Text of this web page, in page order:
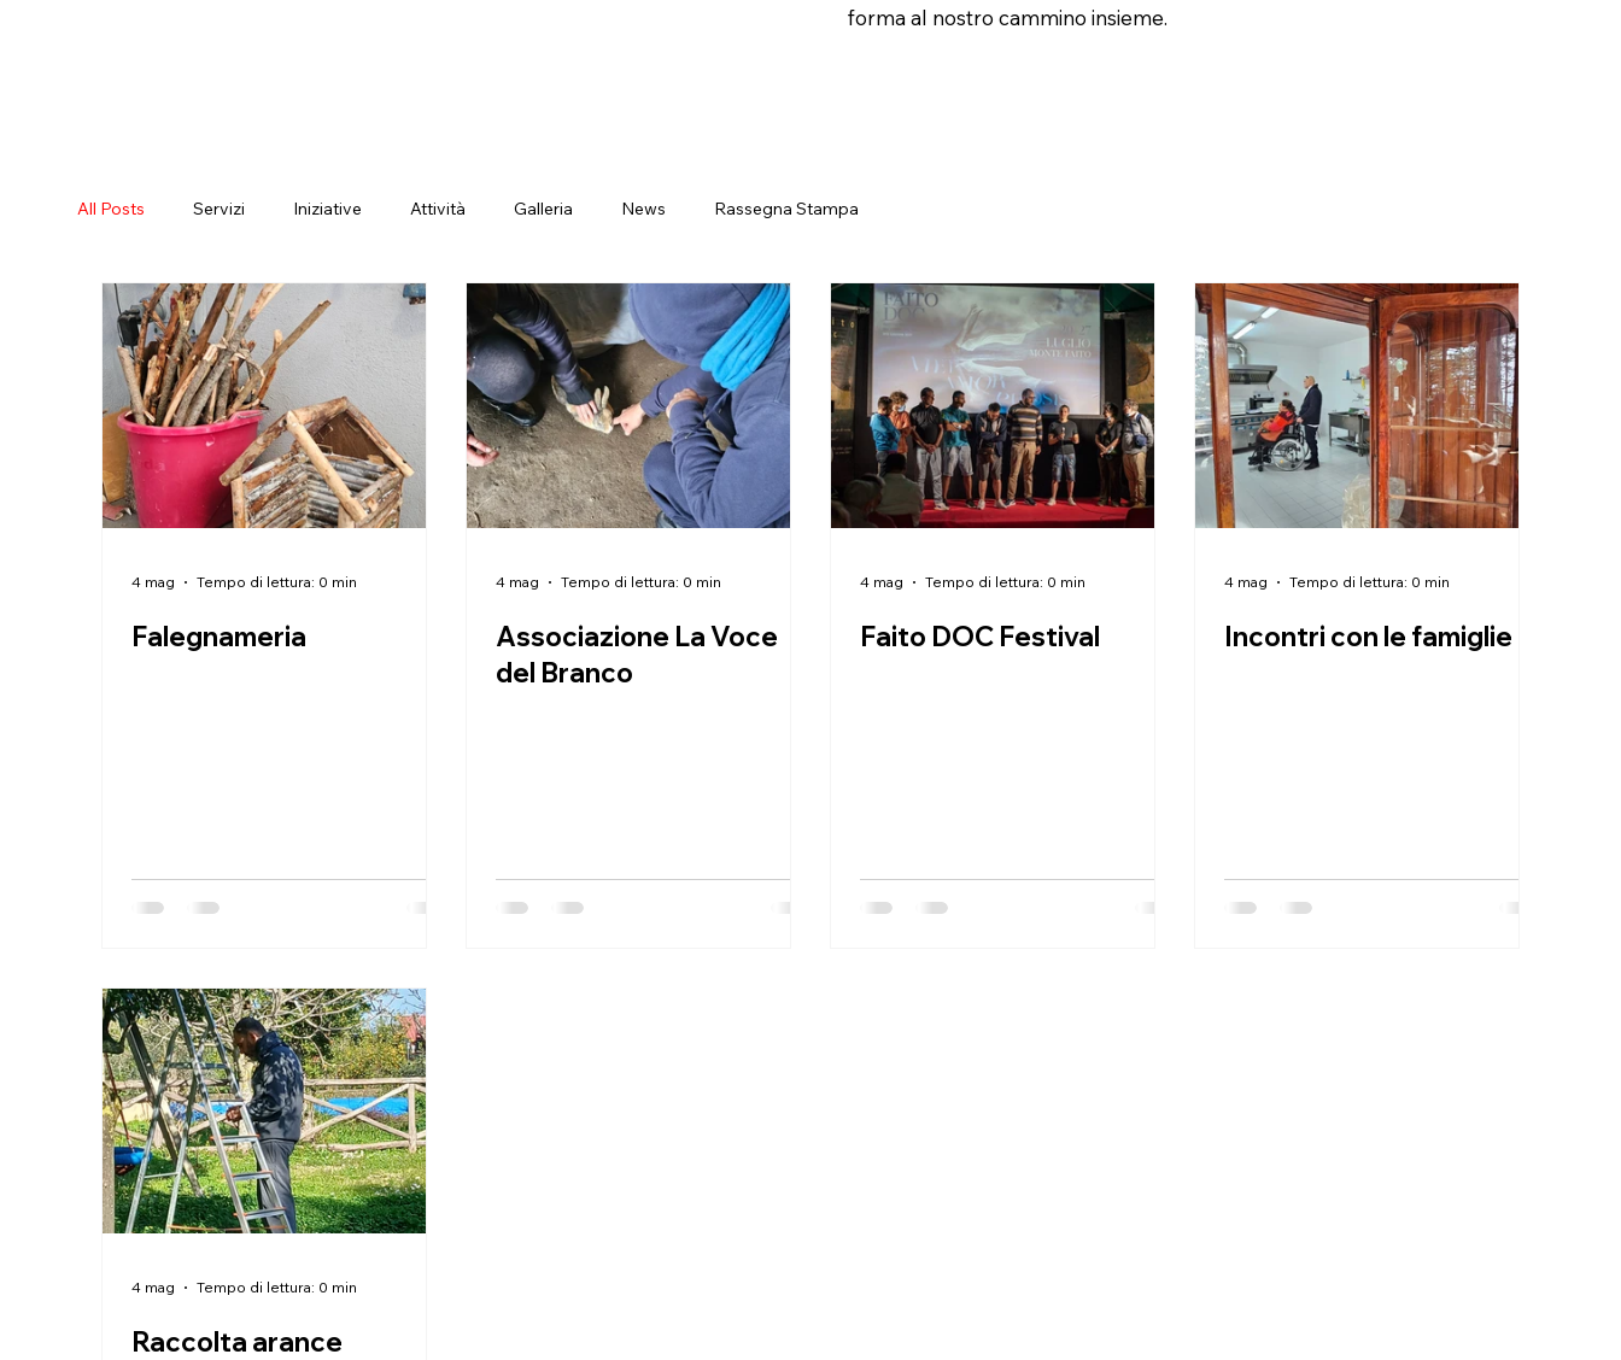
forma al nostro cammino insieme.
All Posts Servizi Iniziative Attività Galleria News Rassegna Stampa
Falegnameria
4 mag Tempo di lettura: 0 min
Associazione La Voce
del Branco
4 mag Tempo di lettura: 0 min
Faito DOC Festival
4 mag Tempo di lettura: 0 min
Incontri con le famiglie
4 mag Tempo di lettura: 0 min
Raccolta arance
4 mag Tempo di lettura: 0 min